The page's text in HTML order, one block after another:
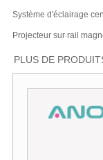
Système d'éclairage
Projecteur sur rail
PLUS DE